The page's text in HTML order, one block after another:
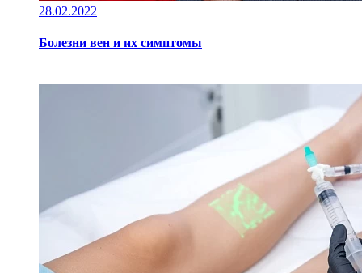
28.02.2022
Болезни вен и их симптомы